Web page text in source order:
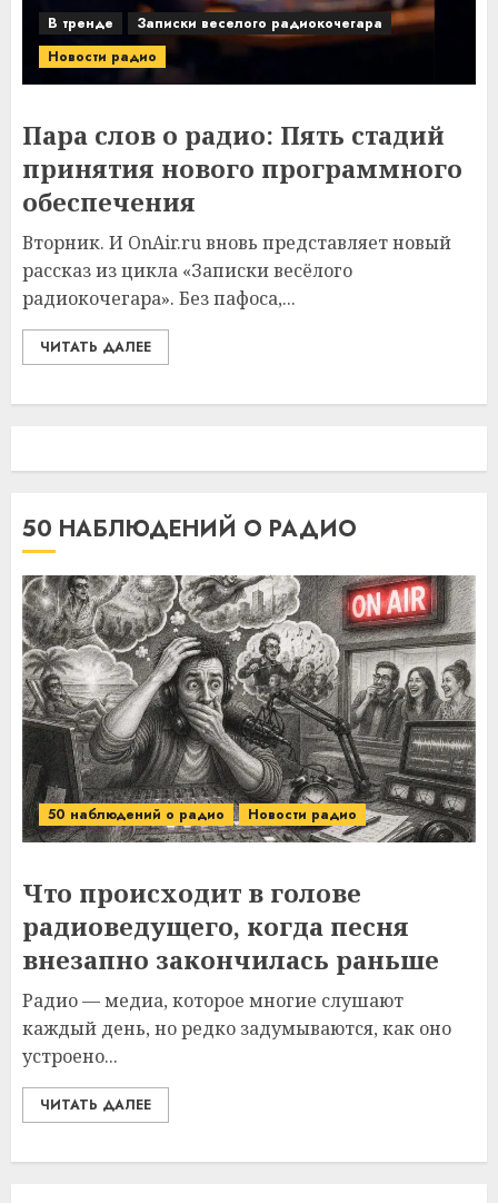
В тренде
Записки веселого радиокочегара
Новости радио
Пара слов о радио: Пять стадий
принятия нового программного
обеспечения
Вторник. И OnAir.ru вновь представляет новый
рассказ из цикла «Записки весёлого
радиокочегара». Без пафоса,...
ЧИТАТЬ ДАЛЕЕ
50 НАБЛЮДЕНИЙ О РАДИО
50 наблюдений о радио Новости радио
Что происходит в голове
радиоведущего, когда песня
внезапно закончилась раньше
Радио — медиа, которое многие слушают
каждый день, но редко задумываются, как оно
устроено...
ЧИТАТЬ ДАЛЕЕ